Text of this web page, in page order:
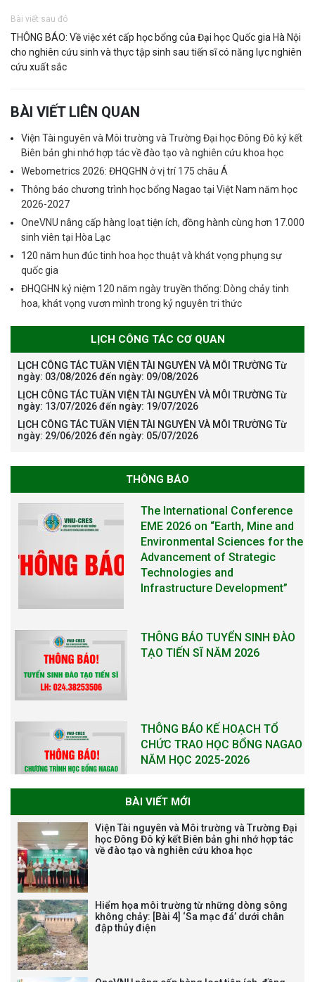
Bài viết sau đó
THÔNG BÁO: Về việc xét cấp học bổng của Đại học Quốc gia Hà Nội
cho nghiên cứu sinh và thực tập sinh sau tiến sĩ có năng lực nghiên
cứu xuất sắc
BÀI VIẾT LIÊN QUAN
Viện Tài nguyên và Môi trường và Trường Đại học Đông Đô ký kết
Biên bản ghi nhớ hợp tác về đào tạo và nghiên cứu khoa học
Webometrics 2026: ĐHQGHN ở vị trí 175 châu Á
Thông báo chương trình học bổng Nagao tại Việt Nam năm học
2026-2027
OneVNU nâng cấp hàng loạt tiện ích, đồng hành cùng hơn 17.000
sinh viên tại Hòa Lạc
120 năm hun đúc tinh hoa học thuật và khát vọng phụng sự
quốc gia
ĐHQGHN kỷ niệm 120 năm ngày truyền thống: Dòng chảy tinh
hoa, khát vọng vươn mình trong kỷ nguyên tri thức
LỊCH CÔNG TÁC CƠ QUAN
LỊCH CÔNG TÁC TUẦN VIỆN TÀI NGUYÊN VÀ MÔI TRƯỜNG Từ
ngày: 03/08/2026 đến ngày: 09/08/2026
LỊCH CÔNG TÁC TUẦN VIỆN TÀI NGUYÊN VÀ MÔI TRƯỜNG Từ
ngày: 13/07/2026 đến ngày: 19/07/2026
LỊCH CÔNG TÁC TUẦN VIỆN TÀI NGUYÊN VÀ MÔI TRƯỜNG Từ
ngày: 29/06/2026 đến ngày: 05/07/2026
THÔNG BÁO
The International Conference
EME 2026 on “Earth, Mine and
Environmental Sciences for the
Advancement of Strategic
Technologies and
Infrastructure Development”
THÔNG BÁO TUYỂN SINH ĐÀO
TẠO TIẾN SĨ NĂM 2026
THÔNG BÁO KẾ HOẠCH TỔ
CHỨC TRAO HỌC BỔNG NAGAO
NĂM HỌC 2025-2026
NĂM XÂY DỰNG VÀ PHÁT TRIỂN
VIỆN (1985-2025) VÀ ĐÓN
vị trí việc làm chức danh nghề
BÀI VIẾT MỚI
Viện Tài nguyên và Môi trường và Trường Đại
học Đông Đô ký kết Biên bản ghi nhớ hợp tác
về đào tạo và nghiên cứu khoa học
Hiểm họa môi trường từ những dòng sông
không chảy: [Bài 4] ‘Sa mạc đá’ dưới chân
đập thủy điện